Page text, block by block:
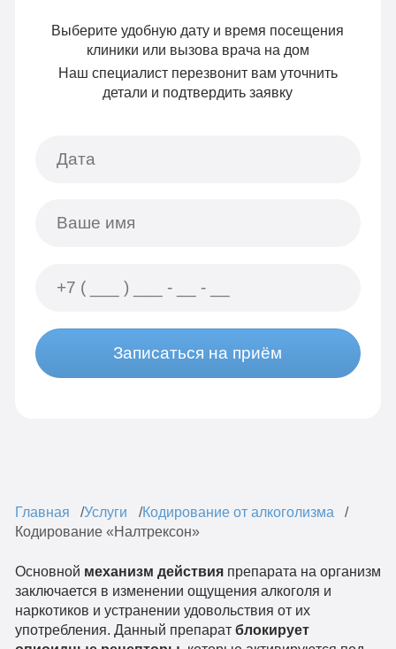
Выберите удобную дату и время посещения
клиники или вызова врача на дом
Наш специалист перезвонит вам уточнить
детали и подтвердить заявку
Записаться на приём
Главная Услуги
Кодирование от алкоголизма
Кодирование «Налтрексон»
Основной механизм действияпрепарата на организм
заключается в изменении ощущения алкоголя и
наркотиков и устранении удовольствия от их
употребления. Данный препарат блокирует